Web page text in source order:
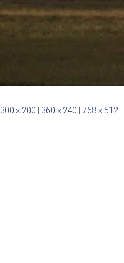
300 × 200 360 × 240 768 × 512